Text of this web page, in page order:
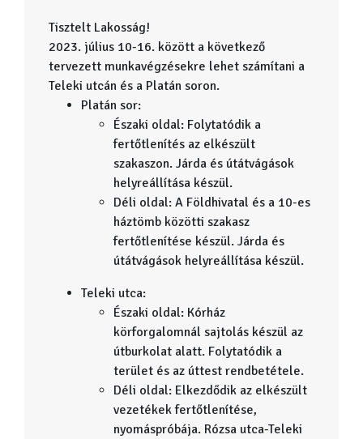
Tisztelt Lakosság!
2023. július 10-16. között a következő
tervezett munkavégzésekre lehet számítani a
Teleki utcán és a Platán soron.
Platán sor:
Északi oldal: Folytatódik a
fertőtlenítés az elkészült
szakaszon. Járda és útátvágások
helyreállítása készül.
Déli oldal: A Földhivatal és a 10-es
háztömb közötti szakasz
fertőtlenítése készül. Járda és
útátvágások helyreállítása készül.
Teleki utca:
Északi oldal: Kórház
körforgalomnál sajtolás készül az
útburkolat alatt. Folytatódik a
terület és az úttest rendbetétele.
Déli oldal: Elkezdődik az elkészült
vezetékek fertőtlenítése,
nyomáspróbája. Rózsa utca-Teleki